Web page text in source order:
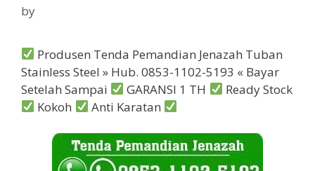
by
Produsen Tenda Pemandian Jenazah Tuban
Stainless Steel » Hub. 0853-1102-5193 « Bayar
Setelah Sampai
GARANSI 1 TH
Ready Stock
Kokoh
Anti Karatan